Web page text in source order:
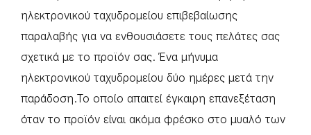
ηλεκτρονικού ταχυδρομείου επιβεβαίωσης
παραλαβής για να ενθουσιάσετε τους πελάτες σας
σχετικά με το προϊόν σας. Ένα μήνυμα
ηλεκτρονικού ταχυδρομείου δύο ημέρες μετά την
παράδοση.Το οποίο απαιτεί έγκαιρη επανεξέταση
όταν το προϊόν είναι ακόμα φρέσκο στο μυαλό των